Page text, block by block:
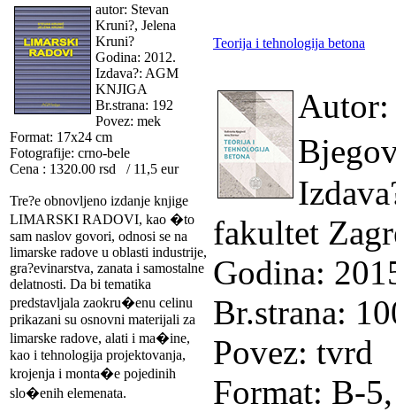
autor: Stevan
Kruni?, Jelena
Kruni?
Godina: 2012.
Izdava?: AGM
KNJIGA
Br.strana: 192
Povez: mek
Format: 17x24 cm
Fotografije: crno-bele
Cena : 1320.00 rsd / 11,5 eur
Tre?e obnovljeno izdanje knjige
LIMARSKI RADOVI, kao �to
sam naslov govori, odnosi se na
limarske radove u oblasti industrije,
gra?evinarstva, zanata i samostalne
delatnosti. Da bi tematika
predstavljala zaokru�enu celinu
prikazani su osnovni materijali za
limarske radove, alati i ma�ine,
kao i tehnologija projektovanja,
krojenja i monta�e pojedinih
slo�enih elemenata.
Teorija i tehnologija betona
Autor:
fakultet
Godina:
Br.strana:
Povez: tvrd
Format: B-